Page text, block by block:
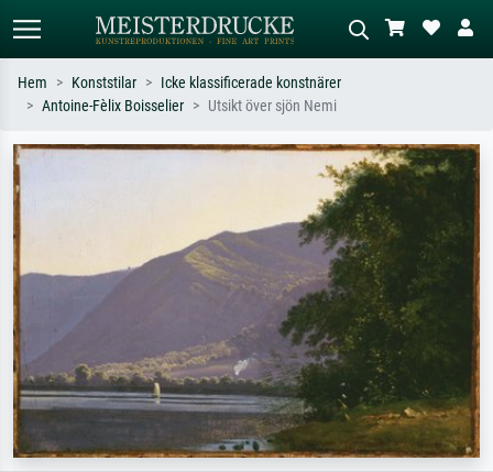
Beskriv scenen – t.ex. grön äng,
abstrakt med mycket rött, mörk
oljemålning, stående naken bredvid ett
träd.
Hem Konststilar
Icke klassificerade konstnärer
Antoine-Fèlix Boisselier
Utsikt över sjön Nemi